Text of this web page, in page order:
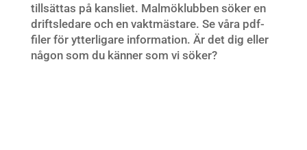
tillsättas på kansliet. Malmöklubben söker en
driftsledare och en vaktmästare. Se våra pdf-
filer för ytterligare information. Är det dig eller
någon som du känner som vi söker?